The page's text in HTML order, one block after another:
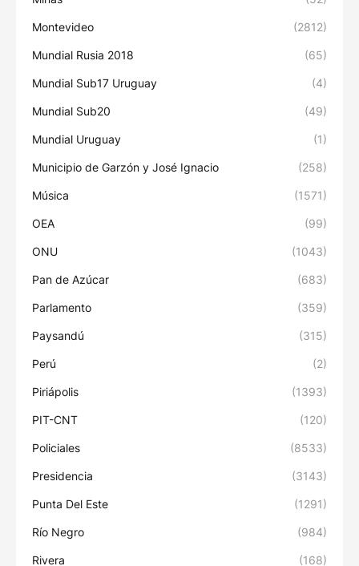
Montevideo (2812)
Mundial Rusia 2018 (65)
Mundial Sub17 Uruguay (4)
Mundial Sub20 (49)
Mundial Uruguay (1)
Municipio de Garzón y José Ignacio (258)
Música (1571)
OEA (99)
ONU (1043)
Pan de Azúcar (683)
Parlamento (359)
Paysandú (315)
Perú (2)
Piriápolis (1393)
PIT-CNT (120)
Policiales (8533)
Presidencia (3143)
Punta Del Este (1291)
Río Negro (984)
Rivera (168)